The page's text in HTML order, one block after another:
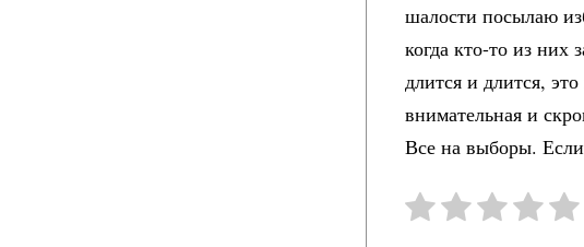
шалости посылаю
когда кто-то из них
длится и длится,
внимательная и
Все на выборы.